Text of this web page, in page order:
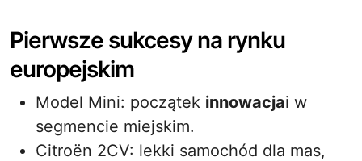
Pierwsze sukcesy na rynku
europejskim
Model Mini: początek innowacjai w
segmencie miejskim.
Citroën 2CV: lekki samochód dla mas,